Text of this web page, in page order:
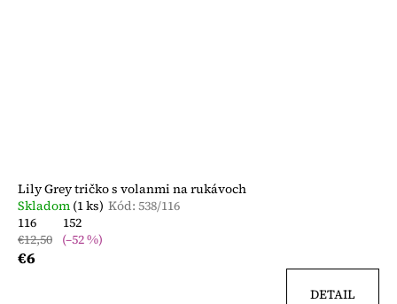
Lily Grey tričko s volanmi na rukávoch
Skladom (1 ks) Kód: 538/116
116
152
€12,50 (–52 %)
€6
DETAIL